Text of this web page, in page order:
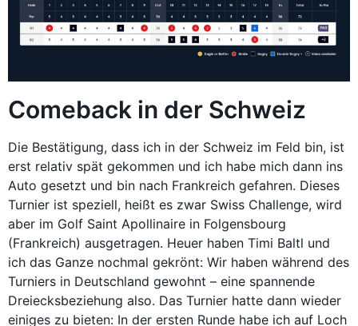
Comeback in der Schweiz
Die Bestätigung, dass ich in der Schweiz im Feld bin, ist
erst relativ spät gekommen und ich habe mich dann ins
Auto gesetzt und bin nach Frankreich gefahren. Dieses
Turnier ist speziell, heißt es zwar Swiss Challenge, wird
aber im Golf Saint Apollinaire in Folgensbourg
(Frankreich) ausgetragen. Heuer haben Timi Baltl und
ich das Ganze nochmal gekrönt: Wir haben während des
Turniers in Deutschland gewohnt – eine spannende
Dreiecksbeziehung also. Das Turnier hatte dann wieder
einiges zu bieten: In der ersten Runde habe ich auf Loch